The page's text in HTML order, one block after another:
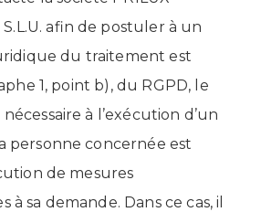
S.L.U. afin de postuler à un
du traitement est
1, point b), du RGPD, le
à l’exécution d’un
personne concernée est
de mesures
sa demande. Dans ce cas, il